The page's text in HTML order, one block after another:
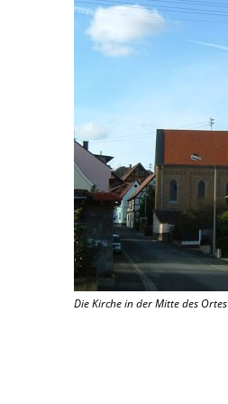
Die Kirche in der Mitte des Ortes